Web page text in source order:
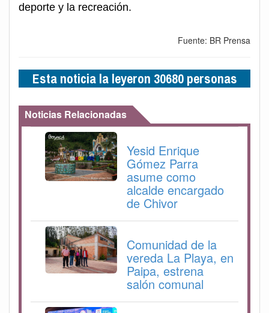
deporte y la recreación.
Fuente: BR Prensa
Esta noticia la leyeron 30680 personas
Noticias Relacionadas
Yesid Enrique
Gómez Parra
asume como
alcalde encargado
de Chivor
Comunidad de la
vereda La Playa, en
Paipa, estrena
salón comunal